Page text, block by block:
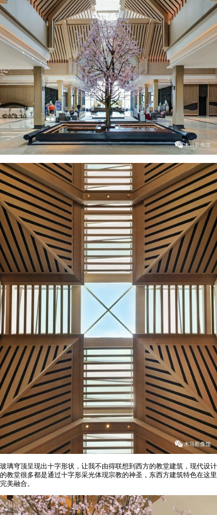
玻璃穹顶呈现出十字形状，让我不由得联想到西方的教堂建筑，现代设计
的教堂很多都是通过十字形采光体现宗教的神圣，东西方建筑特色在这里
完美融合。